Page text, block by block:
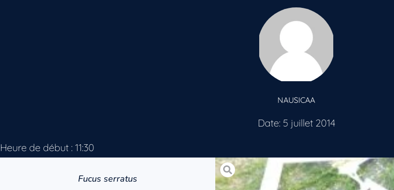
NAUSICAA
Date: 5 juillet 2014
Heure de début : 11:30
Fucus serratus